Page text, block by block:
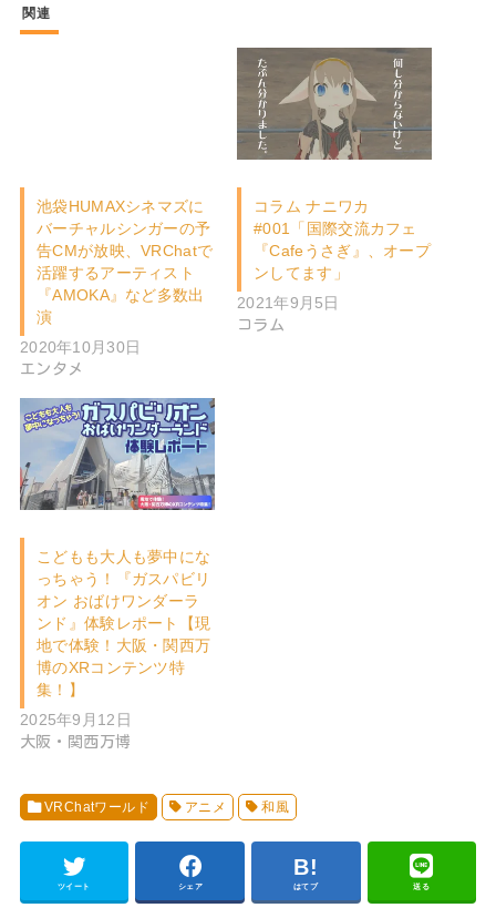
関連
池袋HUMAXシネマズに
バーチャルシンガーの予
告CMが放映、VRChatで
活躍するアーティスト
『AMOKA』など多数出
演
2020年10月30日
エンタメ
コラム ナニワカ
#001「国際交流カフェ
『Cafeうさぎ』、オープ
ンしてます」
2021年9月5日
コラム
こどもも大人も夢中にな
っちゃう！『ガスパビリ
オン おばけワンダーラ
ンド』体験レポート【現
地で体験！大阪・関西万
博のXRコンテンツ特
集！】
2025年9月12日
大阪・関西万博
VRChatワールド アニメ 和風
ツイート シェア はてブ 送る